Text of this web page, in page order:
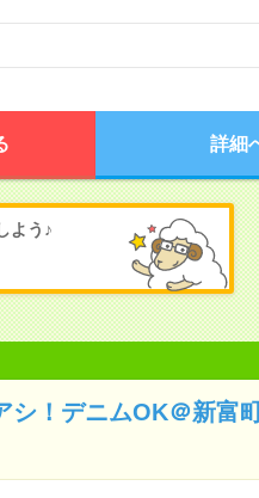
詳細
よう♪
シ！デニムOK＠新富